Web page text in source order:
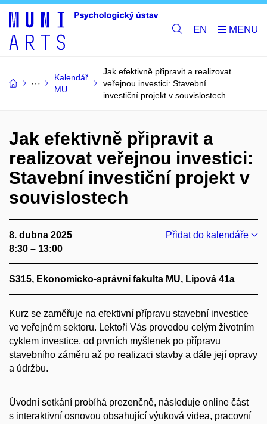
EN
Kalendář
MU
Jak efektivně připravit a realizovat
veřejnou investici: Stavební
investiční projekt v souvislostech
Jak efektivně připravit a
realizovat veřejnou investici:
Stavební investiční projekt v
souvislostech
8. dubna 2025
8:30 – 13:00
Přidat do kalendáře
S315, Ekonomicko-správní fakulta MU, Lipová 41a
Kurz se zaměřuje na efektivní přípravu stavební investice
ve veřejném sektoru. Lektoři Vás provedou celým životním
cyklem investice, od prvních myšlenek po přípravu
stavebního záměru až po realizaci stavby a dále její opravy
a údržbu.
Úvodní setkání probíhá prezenčně, následuje online část
s interaktivní osnovou obsahující výuková videa, pracovní